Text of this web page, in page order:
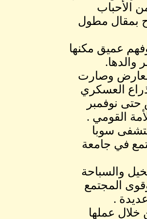
الأحباب
بمقال مطول
عميق مكنها
والدها.
للتجمع المعارض وصارت
العسكري
نوفمبر
عام 1990م عملت بمستشفى سوبا
في جامعة
والسباحة
المجتمع
.
خلال عملها